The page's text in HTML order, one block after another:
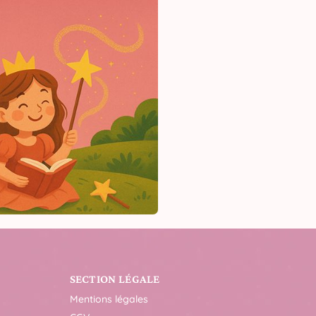
SECTION LÉGALE
Mentions légales